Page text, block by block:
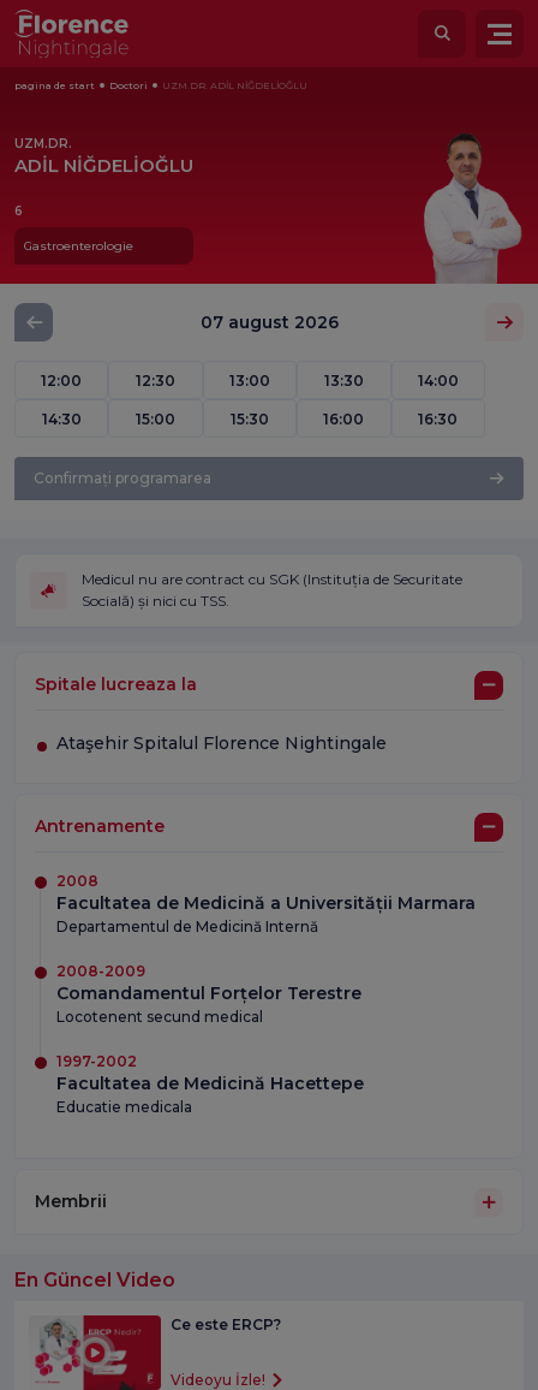
pagina de start Doctori UZM.DR. ADİL NİĞDELİOĞLU
UZM.DR.
ADİL NİĞDELİOĞLU
6
Gastroenterologie
07 august 2026
12:00 12:30 13:00 13:30 14:00
14:30 15:00 15:30 16:00 16:30
Confirmați programarea
Medicul nu are contract cu SGK (Instituția de Securitate
Socială) și nici cu TSS.
Spitale lucreaza la
Ataşehir Spitalul Florence Nightingale
Antrenamente
2008
Facultatea de Medicină a Universității Marmara
Departamentul de Medicină Internă
2008-2009
Comandamentul Forțelor Terestre
Locotenent secund medical
1997-2002
Facultatea de Medicină Hacettepe
Educatie medicala
Membrii
En Güncel Video
Ce este ERCP?
Videoyu İzle!